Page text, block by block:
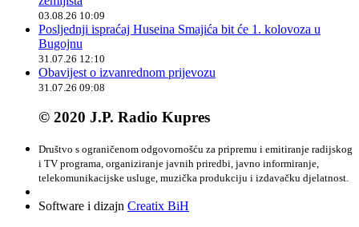
03.08.26 10:09
Posljednji ispraćaj Huseina Smajića bit će 1. kolovoza u
Bugojnu
31.07.26 12:10
Obavijest o izvanrednom prijevozu
31.07.26 09:08
© 2020 J.P. Radio Kupres
Društvo s ograničenom odgovornošću za pripremu i emitiranje radijskog
i TV programa, organiziranje javnih priredbi, javno informiranje,
telekomunikacijske usluge, muzička produkciju i izdavačku djelatnost.
Software i dizajn Creatix BiH